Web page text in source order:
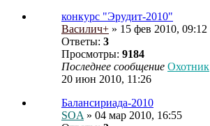
конкурс "Эрудит-2010"
Василич+ » 15 фев 2010, 09:12
Ответы: 3
Просмотры: 9184
Последнее сообщение Охотник
20 июн 2010, 11:26
Балансириада-2010
SOA » 04 мар 2010, 16:55